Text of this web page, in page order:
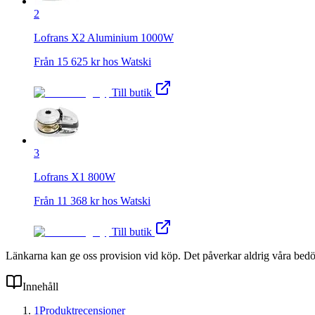
2
Lofrans X2 Aluminium 1000W
Från 15 625 kr hos Watski
Till butik
3
Lofrans X1 800W
Från 11 368 kr hos Watski
Till butik
Länkarna kan ge oss provision vid köp. Det påverkar aldrig våra
Innehåll
1Produktrecensioner